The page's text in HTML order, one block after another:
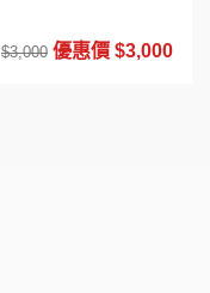
$3,000 優惠價 $3,000